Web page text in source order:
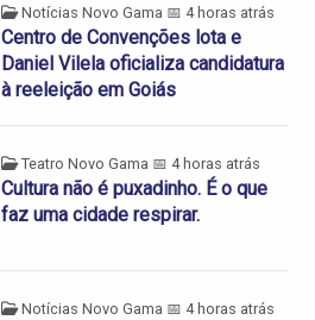
Notícias Novo Gama 📅 4 horas atrás
Centro de Convenções lota e
Daniel Vilela oficializa candidatura
à reeleição em Goiás
Teatro Novo Gama 📅 4 horas atrás
Cultura não é puxadinho. É o que
faz uma cidade respirar.
Notícias Novo Gama 📅 4 horas atrás